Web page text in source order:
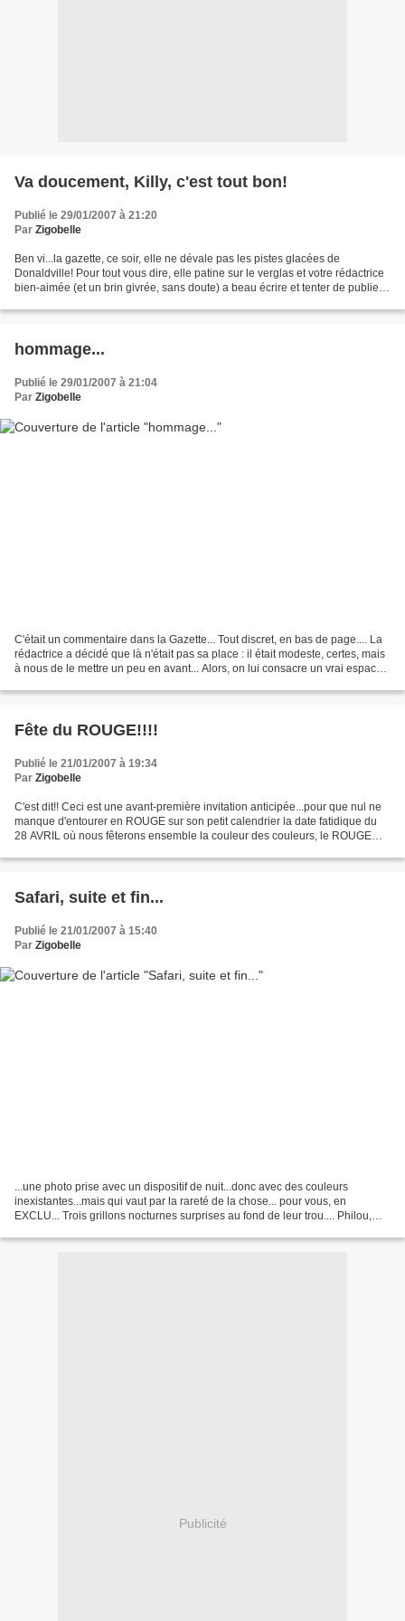
Va doucement, Killy, c'est tout bon!
Publié le 29/01/2007 à 21:20
Par Zigobelle
Ben vi...la gazette, ce soir, elle ne dévale pas les pistes glacées de
Donaldville! Pour tout vous dire, elle patine sur le verglas et votre rédactrice
bien-aimée (et un brin givrée, sans doute) a beau écrire et tenter de publier,
hommage...
Publié le 29/01/2007 à 21:04
Par Zigobelle
C'était un commentaire dans la Gazette... Tout discret, en bas de page.... La
rédactrice a décidé que là n'était pas sa place : il était modeste, certes, mais
à nous de le mettre un peu en avant... Alors, on lui consacre un vrai espace,
Fête du ROUGE!!!!
Publié le 21/01/2007 à 19:34
Par Zigobelle
C'est dit!! Ceci est une avant-première invitation anticipée...pour que nul ne
manque d'entourer en ROUGE sur son petit calendrier la date fatidique du
28 AVRIL où nous fêterons ensemble la couleur des couleurs, le ROUGE
Safari, suite et fin...
Publié le 21/01/2007 à 15:40
Par Zigobelle
...une photo prise avec un dispositif de nuit...donc avec des couleurs
inexistantes...mais qui vaut par la rareté de la chose... pour vous, en
EXCLU... Trois grillons nocturnes surprises au fond de leur trou.... Philou,
Publicité